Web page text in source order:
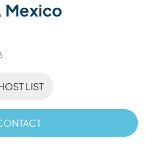
Mexico
LIST